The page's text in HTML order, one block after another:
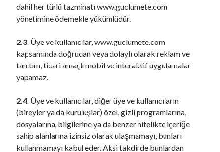
dahil her türlü tazminatı www.guclumete.com
yönetimine ödemekle yükümlüdür.
2.3. Üye ve kullanıcılar, www.guclumete.com
kapsamında doğrudan veya dolaylı olarak reklam ve
tanıtım, ticari amaçlı mobil ve interaktif uygulamalar
yapamaz.
2.4. Üye ve kullanıcılar, diğer üye ve kullanıcıların
(bireyler ya da kuruluşlar) özel, gizli programlarına,
dosyalarına, bilgilerine ya da benzer nitelikte içeriğe
sahip alanlarına izinsiz olarak ulaşmamayı, bunları
kullanmamayı kabul eder. Aksi takdirde bunlardan